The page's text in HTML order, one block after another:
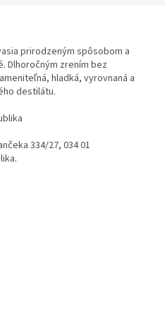
prirodzeným spôsobom a
Dlhoročným zrením bez
hladká, vyrovnaná a
destilátu.
334/27, 034 01